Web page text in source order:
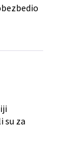
su za